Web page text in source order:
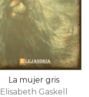
La mujer gris
Elisabeth Gaskell